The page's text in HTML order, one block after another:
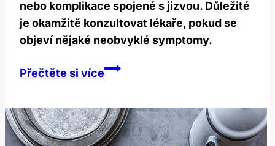
nebo komplikace spojené s jizvou. Důležité
je okamžitě konzultovat lékaře, pokud se
objeví nějaké neobvyklé symptomy.
Přečtěte si vícePoradna
po
operaci